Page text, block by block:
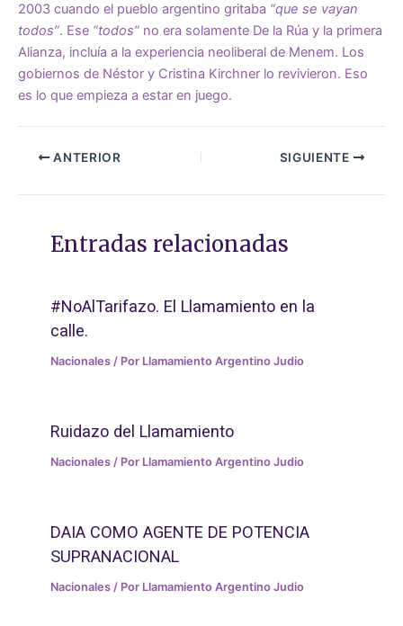
2003 cuando el pueblo argentino gritaba “que se vayan
todos”. Ese “todos” no era solamente De la Rúa y la primera
Alianza, incluía a la experiencia neoliberal de Menem. Los
gobiernos de Néstor y Cristina Kirchner lo revivieron. Eso
es lo que empieza a estar en juego.
ANTERIOR SIGUIENTE
Entradas relacionadas
#NoAlTarifazo. El Llamamiento en la
calle.
Nacionales / Por Llamamiento Argentino Judio
Ruidazo del Llamamiento
Nacionales / Por Llamamiento Argentino Judio
DAIA COMO AGENTE DE POTENCIA
SUPRANACIONAL
Nacionales / Por Llamamiento Argentino Judio